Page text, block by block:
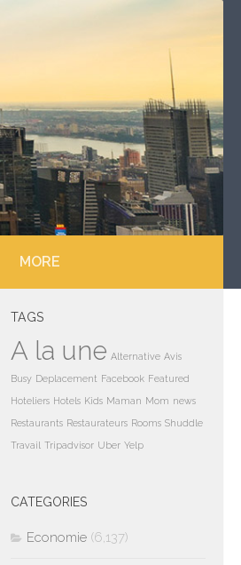
MORE
TAGS
A la une Alternative Avis
Busy Deplacement Facebook Featured
Hoteliers Hotels Kids Maman Mom news
Restaurants Restaurateurs Rooms Shuddle
Travail Tripadvisor Uber Yelp
CATEGORIES
Economie (6,137)